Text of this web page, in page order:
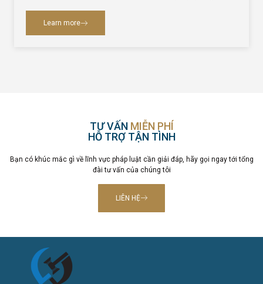
Learn more
TƯ VẤN MIỄN PHÍ
HỖ TRỢ TẬN TÌNH
Bạn có khúc mắc gì về lĩnh vực pháp luật cần giải đáp, hãy gọi ngay tới tổng
đài tư vấn của chúng tôi
LIÊN HỆ